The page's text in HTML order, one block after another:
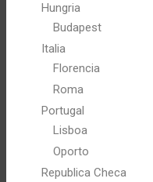
Hungria
Budapest
Italia
Florencia
Roma
Portugal
Lisboa
Oporto
Republica Checa